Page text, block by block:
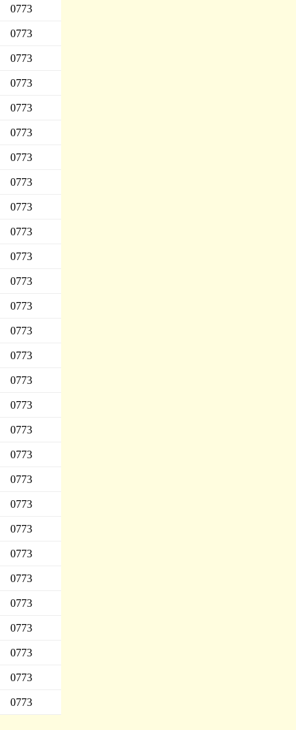
0773
0773
0773
0773
0773
0773
0773
0773
0773
0773
0773
0773
0773
0773
0773
0773
0773
0773
0773
0773
0773
0773
0773
0773
0773
0773
0773
0773
0773